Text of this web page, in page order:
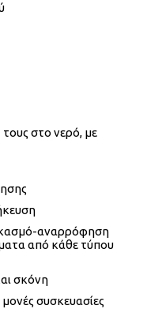
τους στο νερό, με
αναρρόφηση
από κάθε τύπου
σκόνη
συσκευασίες